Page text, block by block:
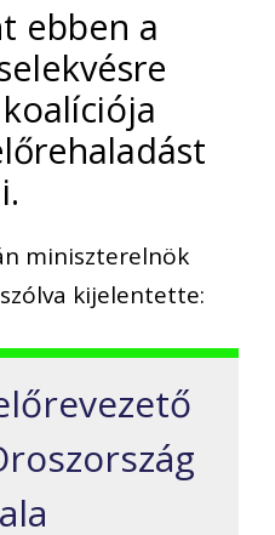
ebben a
miniszterelnök
kijelentette: